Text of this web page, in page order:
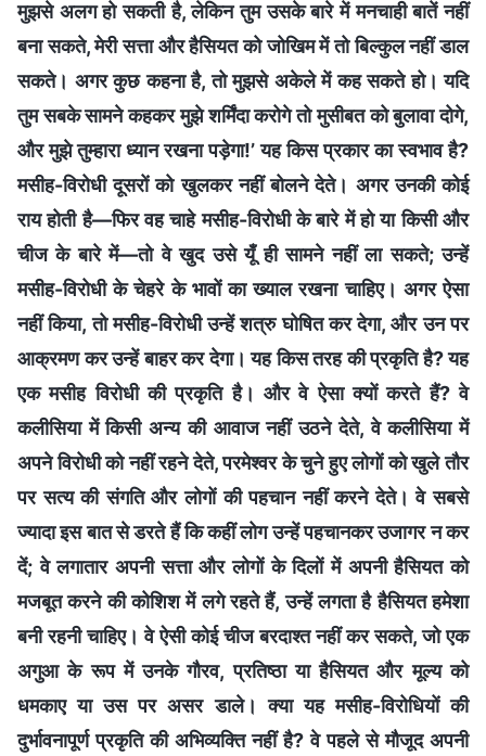
मुझसे अलग हो सकती है, लेकिन तुम उसके बारे में मनचाही बातें नहीं
बना सकते, मेरी सत्ता और हैसियत को जोखिम में तो बिल्कुल नहीं डाल
सकते। अगर कुछ कहना है, तो मुझसे अकेले में कह सकते हो। यदि
तुम सबके सामने कहकर मुझे शर्मिंदा करोगे तो मुसीबत को बुलावा दोगे,
और मुझे तुम्हारा ध्यान रखना पड़ेगा!’ यह किस प्रकार का स्वभाव है?
मसीह-विरोधी दूसरों को खुलकर नहीं बोलने देते। अगर उनकी कोई
राय होती है—फिर वह चाहे मसीह-विरोधी के बारे में हो या किसी और
चीज के बारे में—तो वे खुद उसे यूँ ही सामने नहीं ला सकते; उन्हें
मसीह-विरोधी के चेहरे के भावों का ख्याल रखना चाहिए। अगर ऐसा
नहीं किया, तो मसीह-विरोधी उन्हें शत्रु घोषित कर देगा, और उन पर
आक्रमण कर उन्हें बाहर कर देगा। यह किस तरह की प्रकृति है? यह
एक मसीह विरोधी की प्रकृति है। और वे ऐसा क्यों करते हैं? वे
कलीसिया में किसी अन्य की आवाज नहीं उठने देते, वे कलीसिया में
अपने विरोधी को नहीं रहने देते, परमेश्वर के चुने हुए लोगों को खुले तौर
पर सत्य की संगति और लोगों की पहचान नहीं करने देते। वे सबसे
ज्यादा इस बात से डरते हैं कि कहीं लोग उन्हें पहचानकर उजागर न कर
दें; वे लगातार अपनी सत्ता और लोगों के दिलों में अपनी हैसियत को
मजबूत करने की कोशिश में लगे रहते हैं, उन्हें लगता है हैसियत हमेशा
बनी रहनी चाहिए। वे ऐसी कोई चीज बरदाश्त नहीं कर सकते, जो एक
अगुआ के रूप में उनके गौरव, प्रतिष्ठा या हैसियत और मूल्य को
धमकाए या उस पर असर डाले। क्या यह मसीह-विरोधियों की
दुर्भावनापूर्ण प्रकृति की अभिव्यक्ति नहीं है? वे पहले से मौजूद अपनी